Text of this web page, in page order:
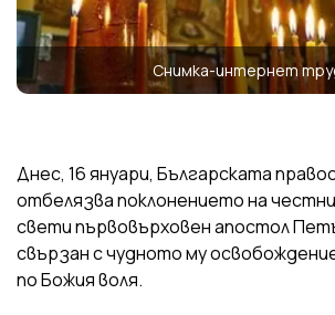
Снимка-интернет
Днес, 16 януари, Българската
отбелязва поклонението на
свети първовърховен апостол
свързан с чудното му
по Божия воля.